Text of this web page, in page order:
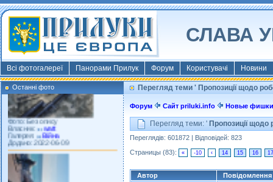
СЛАВА
Всі фотогалереї Панорами Прилук Форум Користувачі Новини
Останні фото
Власник:
morsresistis
Галерея:
Templates
Додано: 2022-11-13
Фото: Без опису
Власник:
watt
Галерея:
Війна
Додано: 2022-06-09
Перегляд теми ' Пропозиції щодо
Форум Сайт priluki.info Новые фишки
Перегляд теми: ' Пропозиції щодо
Переглядів: 601872 | Відповідей: 823
Страницы (83):
« -10 ‹ 14 15 16 17
Автор Повідомлення